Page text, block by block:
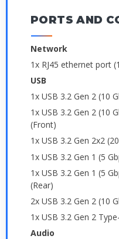
PORTS AND
Network
1x RJ45 ethernet port
USB
1x USB 3.2 Gen 2 (10
1x USB 3.2 Gen 2 (10
(Front)
1x USB 3.2 Gen 2x2
1x USB 3.2 Gen 1 (5
1x USB 3.2 Gen 1 (5
(Rear)
2x USB 3.2 Gen 2 (10
1x USB 3.2 Gen 2
Audio